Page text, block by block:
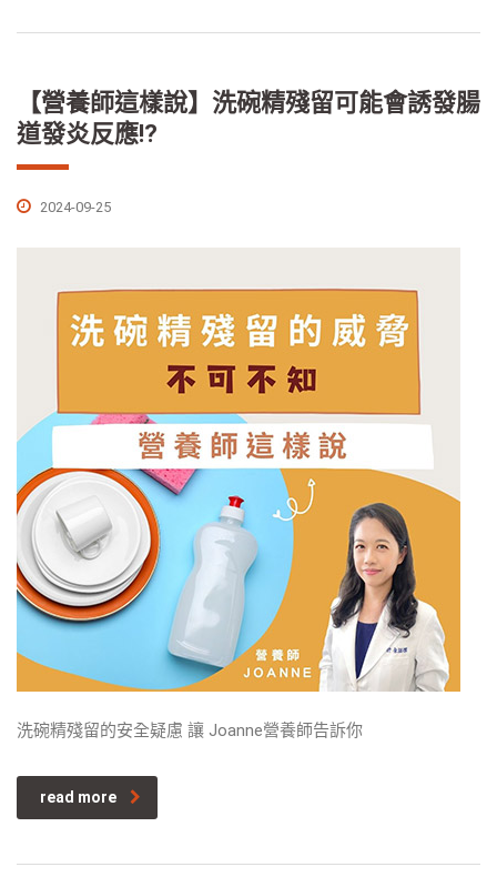
【營養師這樣說】洗碗精殘留可能會誘發腸
道發炎反應!?
2024-09-25
洗碗精殘留的安全疑慮 讓 Joanne營養師告訴你
read more